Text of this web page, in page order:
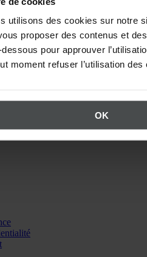
utilisons des cookies sur notre
proposer des contenus et
pour approuver
moment refuser l’utilisation
OK
vos questions concernant